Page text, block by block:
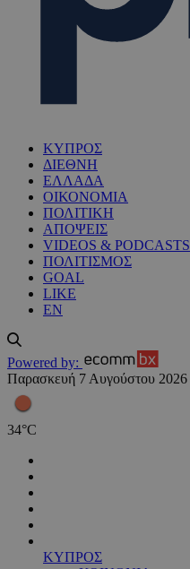
ΚΥΠΡΟΣ
ΔΙΕΘΝΗ
ΕΛΛΑΔΑ
ΟΙΚΟΝΟΜΙΑ
ΠΟΛΙΤΙΚΗ
ΑΠΟΨΕΙΣ
VIDEOS & PODCASTS
ΠΟΛΙΤΙΣΜΟΣ
GOAL
LIKE
EN
Powered by:
Παρασκευή 7 Αυγούστου 2026
34°C
ΚΥΠΡΟΣ